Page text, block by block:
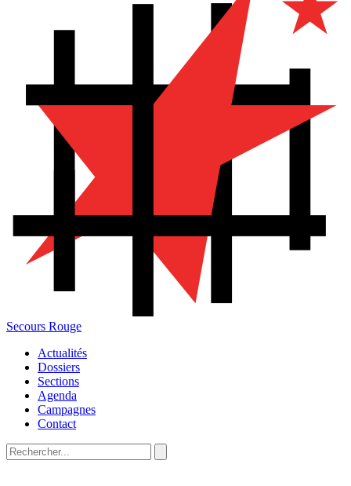
Secours Rouge
Actualités
Dossiers
Sections
Agenda
Campagnes
Contact